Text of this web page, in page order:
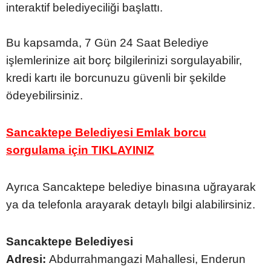
interaktif belediyeciliği başlattı.
Bu kapsamda, 7 Gün 24 Saat Belediye
işlemlerinize ait borç bilgilerinizi sorgulayabilir,
kredi kartı ile borcunuzu güvenli bir şekilde
ödeyebilirsiniz.
Sancaktepe Belediyesi Emlak borcu
sorgulama için TIKLAYINIZ
Ayrıca Sancaktepe belediye binasına uğrayarak
ya da telefonla arayarak detaylı bilgi alabilirsiniz.
Sancaktepe Belediyesi
Adresi: Abdurrahmangazi Mahallesi, Enderun